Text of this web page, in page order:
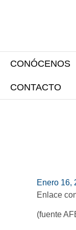
CONÓCENOS
CONTACTO
Enero 16,
Enlace
(fuente